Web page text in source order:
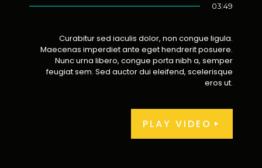
03:49
Curabitur sed iaculis dolor, non congue ligula.
Maecenas imperdiet ante eget hendrerit posuere.
Nunc urna libero, congue porta nibh a, semper
feugiat sem. Sed auctor dui eleifend, scelerisque
eros ut.
PLAY VIDEO